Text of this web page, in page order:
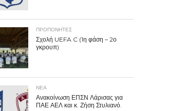
ΠΡΟΠΟΝΗΤΈΣ
Σχολή UEFA C (1η φάση – 2ο
γκρουπ)
ΝΕΑ
Ανακοίνωση ΕΠΣΝ Λάρισας για
ΠΑΕ ΑΕΛ και κ. Ζήση Στυλιανό.